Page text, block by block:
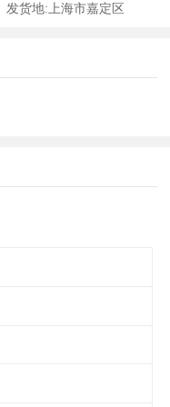
发货地: 上海市嘉定区